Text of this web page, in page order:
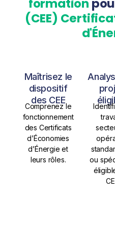
formation
(CEE)
Maîtrisez le
dispositif
des CEE
Comprenez le
fonctionnement
des Certificats
d’Économies
d’Énergie et
leurs rôles.
ou